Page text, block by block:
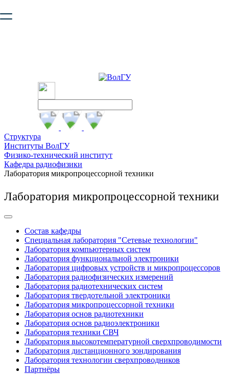
безопасную работу с сайтом. Пожалуйста
Структура
Институты ВолГУ
Физико-технический институт
Кафедра радиофизики
Лаборатория микропроцессорной техники
Лаборатория микропроцессорной техники
Состав кафедры
Специальная лаборатория "Сетевые технологии"
Лаборатория компьютерных систем
Лаборатория функциональной электроники
Лаборатория цифровых устройств и микропроцессоров
Лаборатория радиофизических измерений
Лаборатория радиотехнических систем
Лаборатория твердотельной электроники
Лаборатория микропроцессорной техники
Лаборатория основ радиотехники
Лаборатория основ радиоэлектроники
Лаборатория техники СВЧ
Лаборатория высокотемпературной сверхпроводимости
Лаборатория дистанционного зондирования
Лаборатория технологии сверхпроводников
Партнёры